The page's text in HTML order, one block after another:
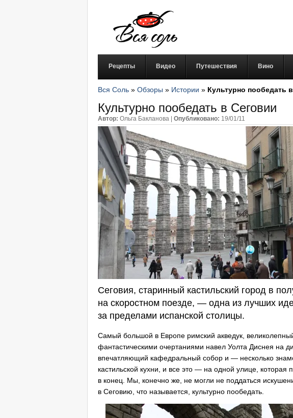
Рецепты Видео Путешествия Вино
Вся Соль » Обзоры » Истории » Культурно пообедать
Культурно пообедать в Сеговии
Автор: Ольга Бакланова | Опубликовано: 19/01/11
Сеговия, старинный кастильский город в
на скоростном поезде, — одна из лучших
за пределами испанской столицы.
Cамый большой в Европе римский акведук,
фантастическими очертаниями навел Уолта Диснея на
впечатляющий кафедральный собор и — несколько
кастильской кухни, и все это — на одной улице, которая
в конец. Мы, конечно же, не могли не поддаться
в Сеговию, что называется, культурно пообедать.